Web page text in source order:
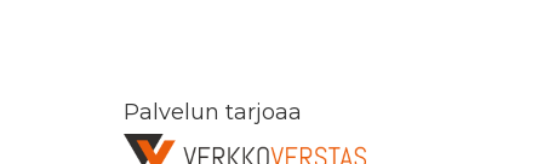
Palvelun tarjoaa